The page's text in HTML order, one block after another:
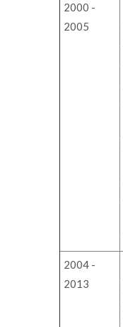
2000 -
2005
2004 -
2013